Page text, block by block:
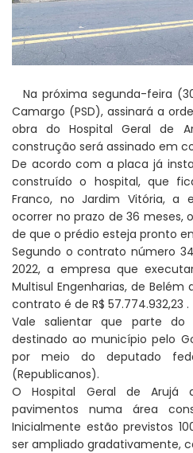
Na próxima segunda-feira
Camargo (PSD), assinará a
obra do Hospital Geral de
construção será assinado em
De acordo com a placa já
construído o hospital, que
Franco, no Jardim Vitória, a
ocorrer no prazo de 36 meses,
de que o prédio esteja pronto
Segundo o contrato número
2022, a empresa que
Multisul Engenharias, de
contrato é de R$ 57.774.932,23 .
Vale salientar que parte
destinado ao município pelo
por meio do deputado
(Republicanos).
O Hospital Geral de Arujá
pavimentos numa área
Inicialmente estão previstos
ser ampliado gradativamente,